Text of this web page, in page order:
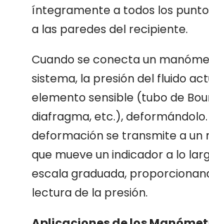
íntegramente a todos los
a las paredes del recipiente.
Cuando se conecta un
sistema, la presión del fluido
elemento sensible (tubo de
diafragma, etc.), deformándolo.
deformación se transmite a un
que mueve un indicador a lo
escala graduada,
lectura de la presión.